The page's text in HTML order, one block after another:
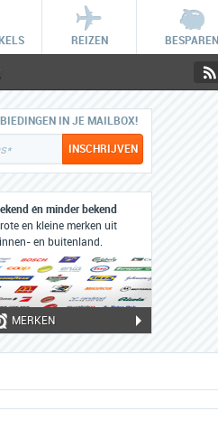
REIZEN BESPAREN
IN JE MAILBOX!
én minder bekend
en kleine merken uit
en buitenland.
MERKEN